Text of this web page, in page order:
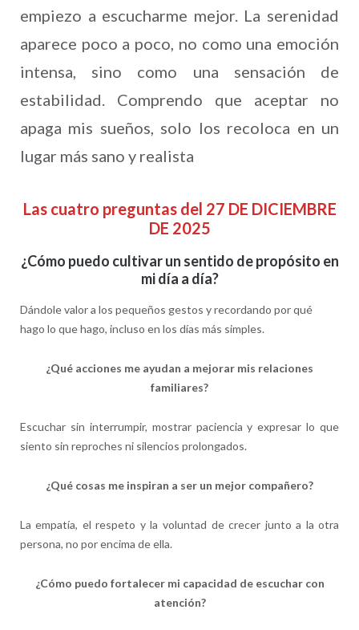
empiezo a escucharme mejor. La serenidad
aparece poco a poco, no como una emoción
intensa, sino como una sensación de
estabilidad. Comprendo que aceptar no
apaga mis sueños, solo los recoloca en un
lugar más sano y realista
Las cuatro preguntas del 27 DE DICIEMBRE
DE 2025
¿Cómo puedo cultivar un sentido de propósito en
mi día a día?
Dándole valor a los pequeños gestos y recordando por qué
hago lo que hago, incluso en los días más simples.
¿Qué acciones me ayudan a mejorar mis relaciones
familiares?
Escuchar sin interrumpir, mostrar paciencia y expresar lo que
siento sin reproches ni silencios prolongados.
¿Qué cosas me inspiran a ser un mejor compañero?
La empatía, el respeto y la voluntad de crecer junto a la otra
persona, no por encima de ella.
¿Cómo puedo fortalecer mi capacidad de escuchar con
atención?